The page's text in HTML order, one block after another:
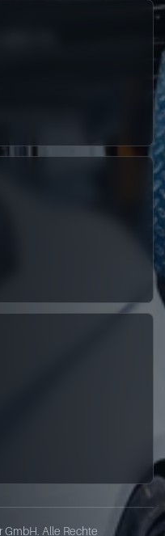
Alle Rechte